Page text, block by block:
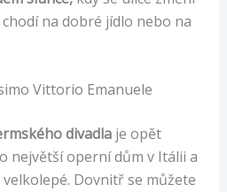
na dobré jídlo nebo na
Vittorio Emanuele
divadlaje opět
největší operní dům v Itálii a
Dovnitř se můžete